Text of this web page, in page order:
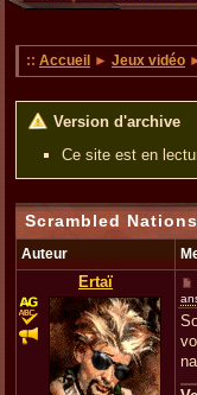
:: Accueil ► Jeux vidéo
Version d'archive
Ce site est en
Scrambled
Auteur
Ertaï